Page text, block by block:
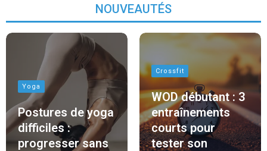
NOUVEAUTÉS
Yoga
Postures de yoga
difficiles :
progresser sans
Crossfit
WOD débutant : 3
entraînements
courts pour
tester son